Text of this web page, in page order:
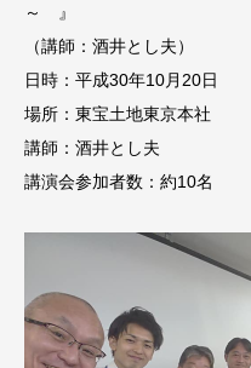
～ 』
（講師：酒井とし夫）
日時：平成30年10月20日
場所：東宝土地東京本社
講師：酒井とし夫
講演会参加者数：約10名